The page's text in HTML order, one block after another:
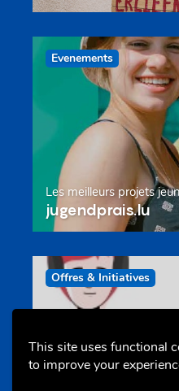
This site uses functional
to improve your
Evenements
Les meilleurs projets
jugendprais.lu
Offres & Initiatives